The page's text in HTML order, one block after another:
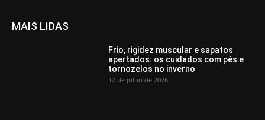
MAIS LIDAS
Frio, rigidez muscular e sapatos
apertados: os cuidados com pés e
tornozelos no inverno
12 de julho de 2026